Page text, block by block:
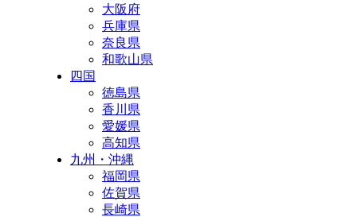
大阪府
兵庫県
奈良県
和歌山県
四国
徳島県
香川県
愛媛県
高知県
九州・沖縄
福岡県
佐賀県
長崎県